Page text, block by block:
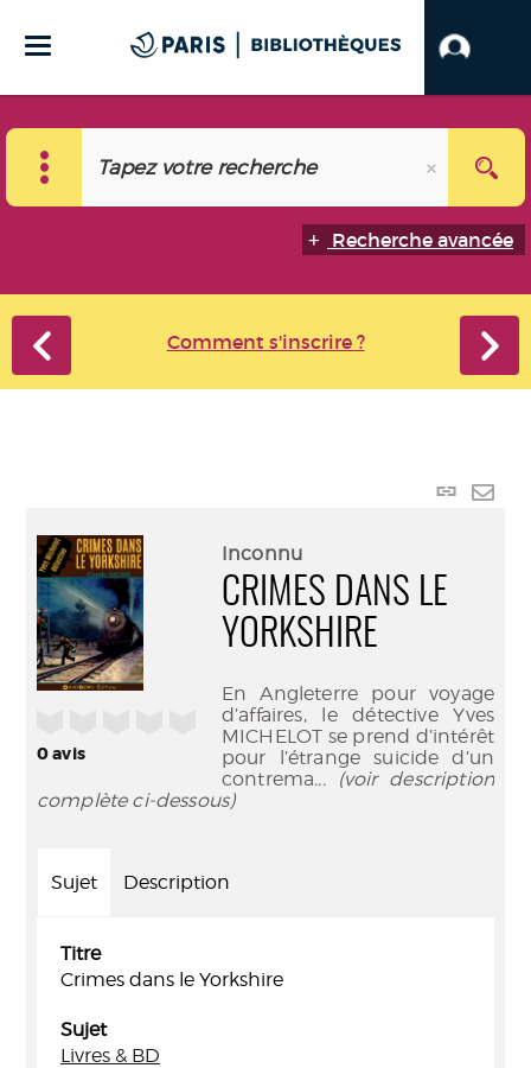
Recherche avancée
Comment s'inscrire ?
Lien
0avis
Inconnu
CRIMES DANS LE
YORKSHIRE
En Angleterre pour voyage
d’affaires, le détective Yves
MICHELOT se prend d’intérêt
pour l’étrange suicide d’un
contrema... (voir description
complète ci-dessous)
Sujet Description
Titre
Crimes dans le Yorkshire
Sujet
Livres & BD